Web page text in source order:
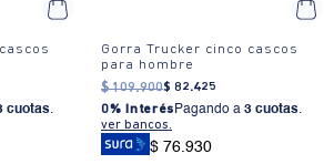
cuotas.
Gorra Trucker cinco cascos
para hombre
$ 109.900$ 82.425
0% Interés Pagando a 3 cuotas.
ver bancos.
$ 76.930